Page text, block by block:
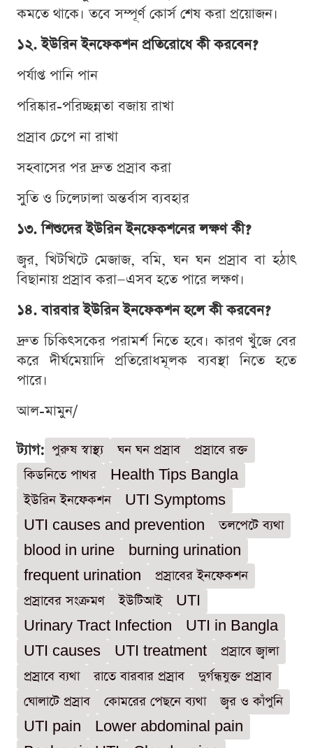
কমতে থাকে। তবে সম্পূর্ণ কোর্স শেষ করা প্রয়োজন।
১২. ইউরিন ইনফেকশন প্রতিরোধে কী করবেন?
পর্যাপ্ত পানি পান
পরিষ্কার-পরিচ্ছন্নতা বজায় রাখা
প্রস্রাব চেপে না রাখা
সহবাসের পর দ্রুত প্রস্রাব করা
সুতি ও ঢিলেঢালা অন্তর্বাস ব্যবহার
১৩. শিশুদের ইউরিন ইনফেকশনের লক্ষণ কী?
জ্বর, খিটখিটে মেজাজ, বমি, ঘন ঘন প্রস্রাব বা হঠাৎ
বিছানায় প্রস্রাব করা—এসব হতে পারে লক্ষণ।
১৪. বারবার ইউরিন ইনফেকশন হলে কী করবেন?
দ্রুত চিকিৎসকের পরামর্শ নিতে হবে। কারণ খুঁজে বের
করে দীর্ঘমেয়াদি প্রতিরোধমূলক ব্যবস্থা নিতে হতে
পারে।
আল-মামুন/
ট্যাগ: পুরুষ স্বাস্থ্য ঘন ঘন প্রস্রাব
প্রস্রাবে রক্ত
কিডনিতে পাথর
Health Tips Bangla
ইউরিন ইনফেকশন
UTI Symptoms
UTI causes and prevention
তলপেটে ব্যথা
blood in urine
burning urination
frequent urination
প্রস্রাবের ইনফেকশন
প্রস্রাবের সংক্রমণ
ইউটিআই
UTI
Urinary Tract Infection
UTI in Bangla
UTI causes
UTI treatment
প্রস্রাবে জ্বালা
প্রস্রাবে ব্যথা
রাতে বারবার প্রস্রাব
দুর্গন্ধযুক্ত প্রস্রাব
ঘোলাটে প্রস্রাব
কোমরের পেছনে ব্যথা
জ্বর ও কাঁপুনি
UTI pain
Lower abdominal pain